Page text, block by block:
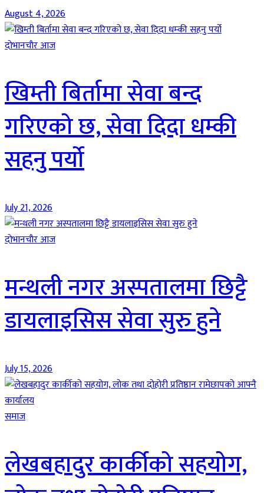
August 4, 2026
दाेभानचाैर आज
खिम्ती बिर्तामा सेवा बन्द
गरिएको छ, सेवा दिदा धम्की
सहनु पर्यो
July 21, 2026
दाेभानचाैर आज
मन्थली नगर अस्पतालमा छिट्टै
डायलाइसिस सेवा सुरु हुने
July 15, 2026
समाज
लेखबहादुर कार्कीको सहयोग,